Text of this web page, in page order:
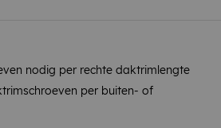
nodig per rechte daktrimlengte
per buiten- of